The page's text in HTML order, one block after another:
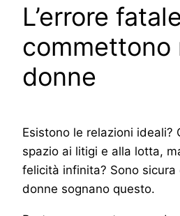
L’errore
commettono
donne
Esistono le relazioni ideali?
spazio ai litigi e alla lotta,
felicità infinita? Sono
donne sognano questo.